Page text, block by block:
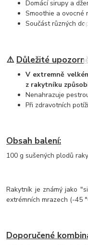
Domácí sirupy a
Smoothie a ovocné
Součást různých
⚠️ Důležité
V extremně
z rakytníku
Nenahrazuje
Při zdravotních
Obsah balení:
100 g sušených plodů
Rakytník je známý jako
extrémních mrazech (-45
Doporučené